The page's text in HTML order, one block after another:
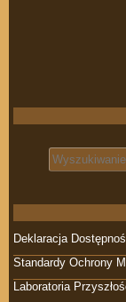
Search for:
Deklaracja
Standardy Ochrony
Laboratoria